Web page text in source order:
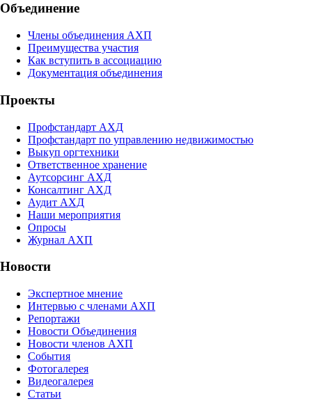
Объединение
Члены объединения АХП
Преимущества участия
Как вступить в ассоциацию
Документация объединения
Проекты
Профстандарт АХД
Профстандарт по управлению недвижимостью
Выкуп оргтехники
Ответственное хранение
Аутсорсинг АХД
Консалтинг АХД
Аудит АХД
Наши мероприятия
Опросы
Журнал АХП
Новости
Экспертное мнение
Интервью с членами АХП
Репортажи
Новости Объединения
Новости членов АХП
События
Фотогалерея
Видеогалерея
Статьи